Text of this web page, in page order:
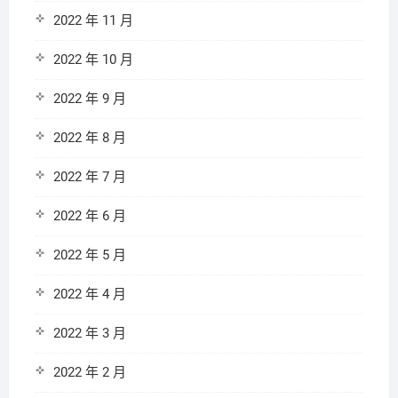
2022 年 11 月
2022 年 10 月
2022 年 9 月
2022 年 8 月
2022 年 7 月
2022 年 6 月
2022 年 5 月
2022 年 4 月
2022 年 3 月
2022 年 2 月